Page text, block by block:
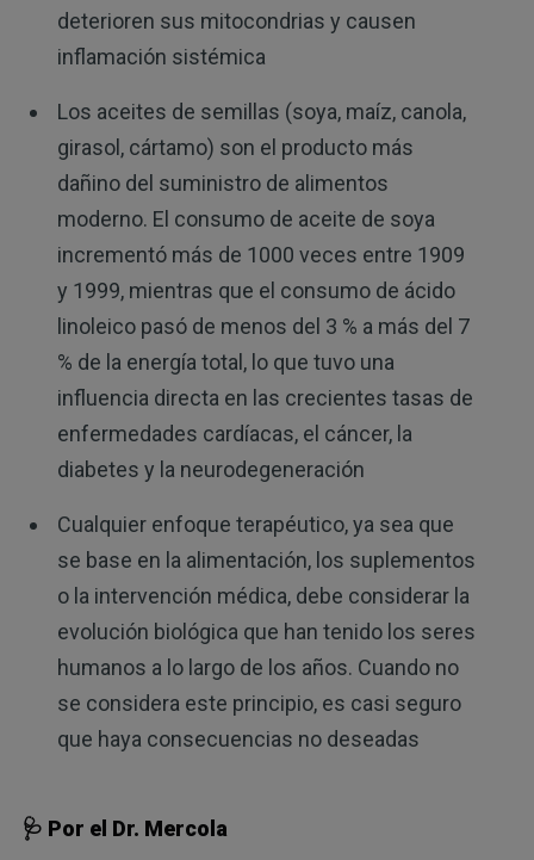
deterioren sus mitocondrias y causen
inflamación sistémica
Los aceites de semillas (soya, maíz, canola,
girasol, cártamo) son el producto más
dañino del suministro de alimentos
moderno. El consumo de aceite de soya
incrementó más de 1000 veces entre 1909
y 1999, mientras que el consumo de ácido
linoleico pasó de menos del 3 % a más del 7
% de la energía total, lo que tuvo una
influencia directa en las crecientes tasas de
enfermedades cardíacas, el cáncer, la
diabetes y la neurodegeneración
Cualquier enfoque terapéutico, ya sea que
se base en la alimentación, los suplementos
o la intervención médica, debe considerar la
evolución biológica que han tenido los seres
humanos a lo largo de los años. Cuando no
se considera este principio, es casi seguro
que haya consecuencias no deseadas
🩺 Por el Dr. Mercola